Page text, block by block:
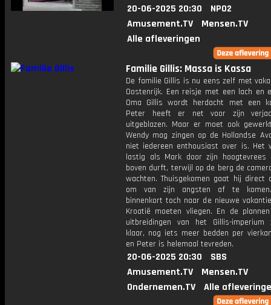
20-06-2025 20:30
NPO2
Amusement.TV
Mensen.TV
Alle afleveringen
Familie Gillis: Massa is Kassa
De familie Gillis is nu eens zelf met
Oostenrijk. Een reisje met een lach en
Oma Gillis wordt herdacht met een
Peter heeft er net voor zijn
uitgeblazen. Maar er moet ook
Wendy mag zingen op de Hollandse
niet iedereen enthousiast over is. Het
lastig als Mark door zijn hoogtevrees
boven durft, terwijl op de berg de
wachten. Thuisgekomen gaat hij direct
om van zijn angsten af te
binnenkort toch naar de nieuwe
Kroatië moeten vliegen. En de
uitbreidingen van het Gillis-imperium
klaar, nog iets meer bedden per
en Peter is helemaal tevreden.
20-06-2025 20:30
SBS
Amusement.TV
Mensen.TV
Ondernemen.TV
Alle